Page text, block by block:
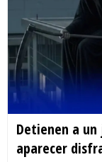
Detienen a
aparecer